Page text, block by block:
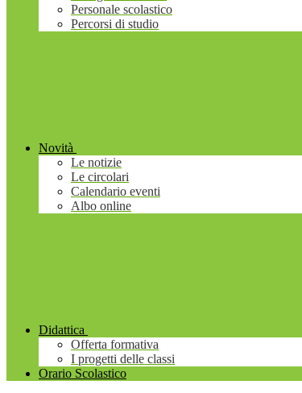
Personale scolastico
Percorsi di studio
Novità
Le notizie
Le circolari
Calendario eventi
Albo online
Didattica
Offerta formativa
I progetti delle classi
Orario Scolastico